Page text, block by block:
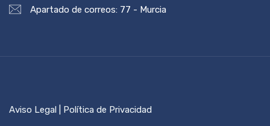
Apartado de correos: 77 - Murcia
Aviso Legal | Política de Privacidad